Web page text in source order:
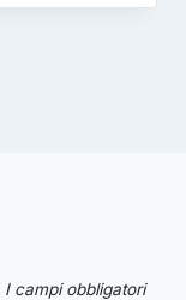
I campi obbligatori